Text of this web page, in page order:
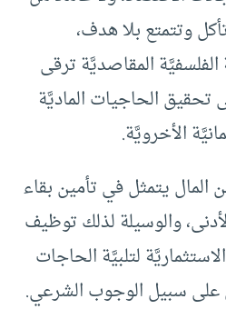
وتتمتع بلا هدف،
المقاصديَّة ترقى
تحقيق الحاجيات الماديَّة
الأخرويَّة.
المال يتمثل في تأمين بقاء
والوسيلة لذلك توظيف
لتلبيَّة الحاجات
على سبيل الوجوب الشرعي.